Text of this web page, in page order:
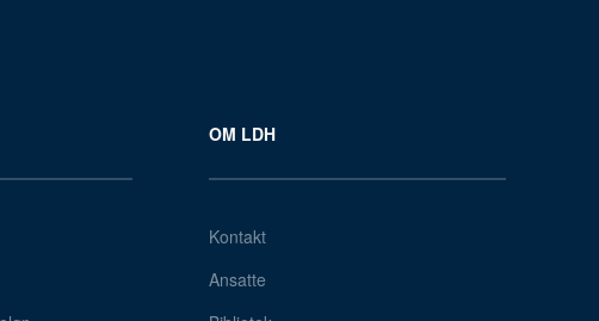
OM LDH
Kontakt
Ansatte